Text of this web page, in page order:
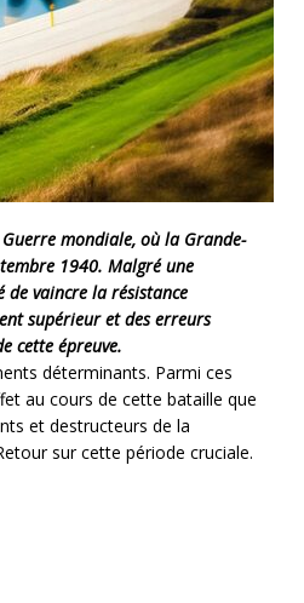
mondiale, où la Grande-
1940. Malgré une
de vaincre la résistance
supérieur et des erreurs
cette épreuve.
déterminants. Parmi ces
au cours de cette bataille que
et destructeurs de la
sur cette période cruciale.